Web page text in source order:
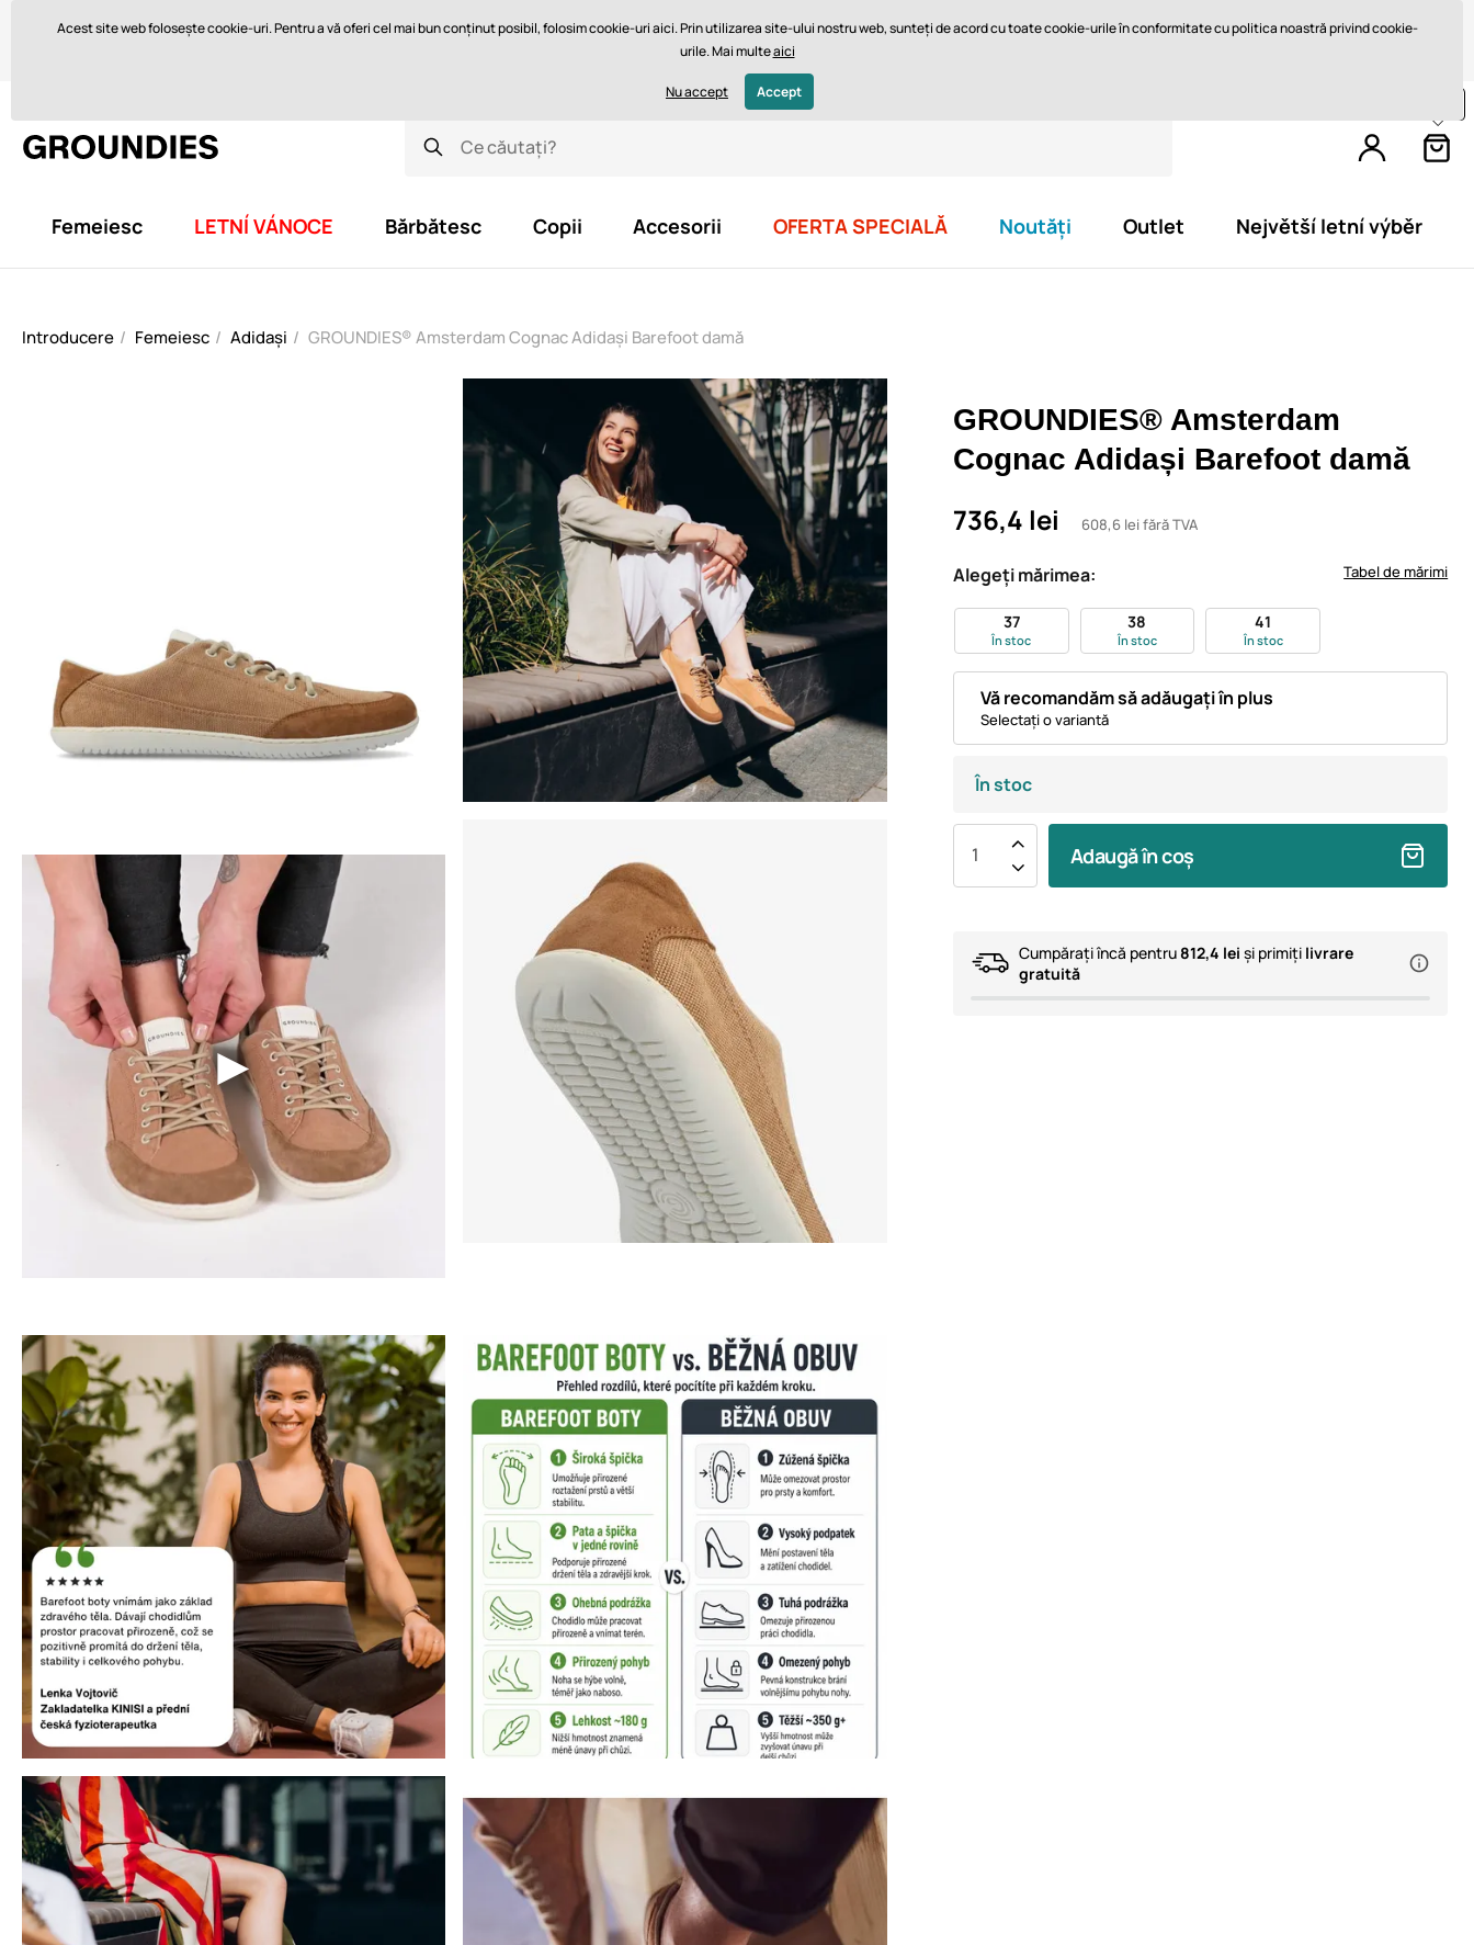
Vă ajutăm cu plăcere aiciorders@groundies.cz Retur în 14 zile
Livrare rapidă de la 747,61 lei GRATUIT
Lei - RO
Femeiesc LETNÍ VÁNOCE Bărbătesc Copii Accesorii OFERTA SPECIALĂ Noutăți Outlet Největší letní výběr
Introducere Femeiesc Adidași GROUNDIES® Amsterdam Cognac Adidași Barefoot damă
GROUNDIES® Amsterdam
Cognac Adidași Barefoot damă
736,4 lei 608,6 lei fără TVA
Tabel de mărimi
Alegeți mărimea:
37
În stoc
38
În stoc
41
În stoc
Vă recomandăm să adăugați în plus
Selectați o variantă
În stoc
Adaugă în coș
Cumpărați încă pentru 812,4 lei și primiți livrare
gratuită
Acest site web folosește cookie-uri. Pentru a vă oferi cel mai bun conținut posibil, folosim cookie-uri aici. Prin utilizarea site-ului nostru web, sunteți de acord cu toate cookie-urile în conformitate cu politica noastră privind cookie-
urile. Mai multeaici
Nu accept Accept